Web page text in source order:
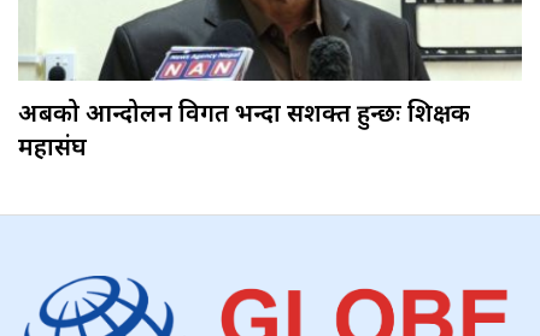
अबको आन्दोलन विगत भन्दा सशक्त हुन्छः शिक्षक
महासंघ